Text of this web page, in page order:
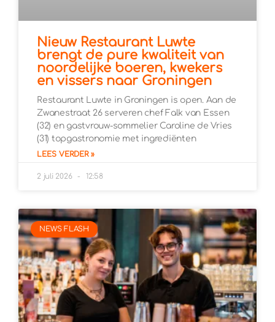
Nieuw Restaurant Luwte
brengt de pure kwaliteit van
noordelijke boeren, kwekers
en vissers naar Groningen
Restaurant Luwte in Groningen is open. Aan de
Zwanestraat 26 serveren chef Falk van Essen
(32) en gastvrouw-sommelier Caroline de Vries
(31) topgastronomie met ingrediënten
LEES VERDER »
2 juli 2026 12:58
NEWS FLASH